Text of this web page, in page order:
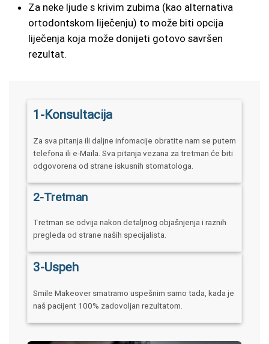
Za neke ljude s krivim zubima (kao alternativa
ortodontskom liječenju) to može biti opcija
liječenja koja može donijeti gotovo savršen
rezultat.
1-Konsultacija
Za sva pitanja ili daljne infomacije obratite nam se putem
telefona ili e-Maila. Sva pitanja vezana za tretman će biti
odgovorena od strane iskusnih stomatologa.
2-Tretman
Tretman se odvija nakon detaljnog objašnjenja i raznih
pregleda od strane naših specijalista.
3-Uspeh
Smile Makeover smatramo uspešnim samo tada, kada je
naš pacijent 100% zadovoljan rezultatom.